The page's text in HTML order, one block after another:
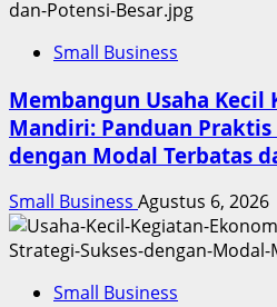
Small Business
Membangun Usaha Kecil
Mandiri: Panduan
dengan Modal Terbatas
Small Business Agustus 6, 2026
Small Business